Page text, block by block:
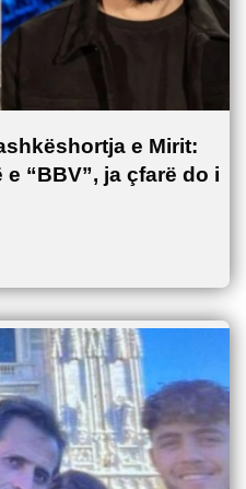
e Mirit:
“BBV”, ja çfarë do i